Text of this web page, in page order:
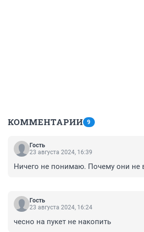
КОММЕНТАРИИ 9
Гость
23 августа 2024, 16:39
Ничего не понимаю. Почему они не
Гость
23 августа 2024, 16:24
чесно на пукет не накопить